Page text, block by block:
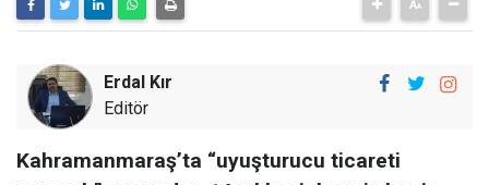
Erdal Kır
Editör
Kahramanmaraş’ta “uyuşturucu ticareti